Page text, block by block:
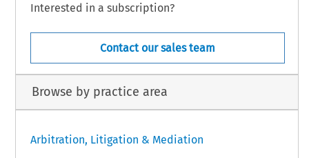
Interested in a subscription?
Contact our sales team
Browse by practice area
Arbitration, Litigation & Mediation